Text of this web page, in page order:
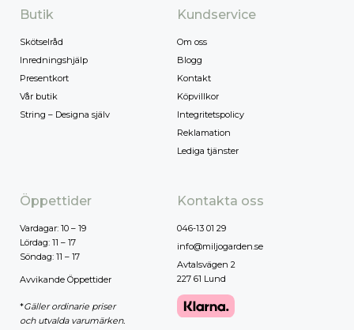
Butik
Skötselråd
Inredningshjälp
Presentkort
Vår butik
String – Designa själv
Kundservice
Om oss
Blogg
Kontakt
Köpvillkor
Integritetspolicy
Reklamation
Lediga tjänster
Öppettider
Vardagar: 10 – 19
Lördag: 11 – 17
Söndag: 11 – 17
Avvikande Öppettider
*Gäller ordinarie priser
och utvalda varumärken.
Kontakta oss
046-13 01 29
info@miljogarden.se
Avtalsvägen 2
227 61 Lund